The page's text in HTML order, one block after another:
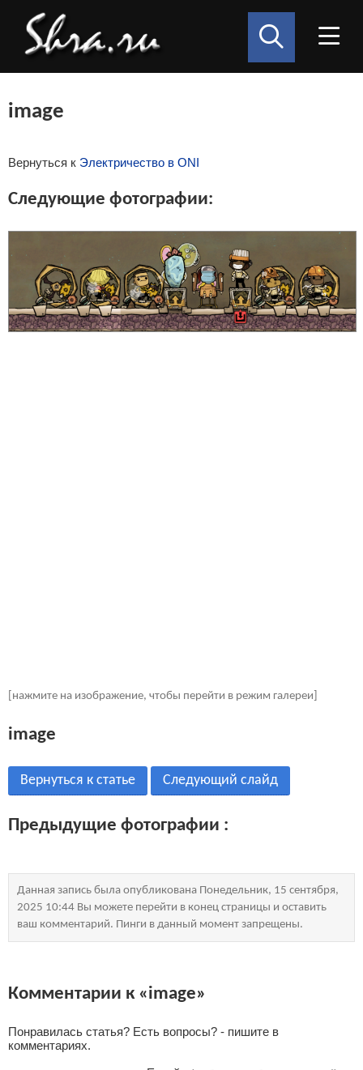
image
Вернуться к Электричество в ONI
Следующие фотографии:
[нажмите на изображение, чтобы перейти в режим галереи]
image
Вернуться к статье Следующий слайд
Предыдущие фотографии :
Данная запись была опубликована Понедельник, 15 сентября,
2025 10:44 Вы можете перейти в конец страницы и оставить
ваш комментарий. Пинги в данный момент запрещены.
Комментарии к «image»
Понравилась статья? Есть вопросы? - пишите в
комментариях.